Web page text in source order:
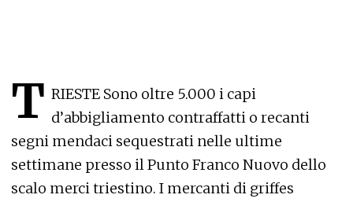
T RIESTE Sono oltre 5.000 i capi
d’abbigliamento contraffatti o recanti
segni mendaci sequestrati nelle ultime
settimane presso il Punto Franco Nuovo dello
scalo merci triestino. I mercanti di griffes